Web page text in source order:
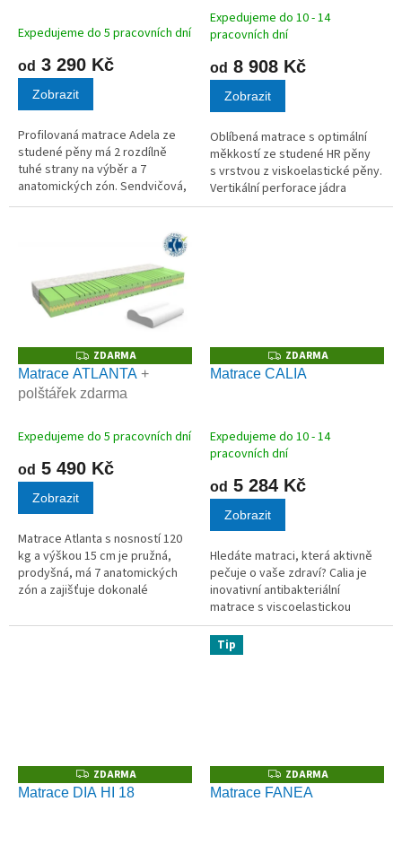
Expedujeme do 5 pracovních dní
od 3 290 Kč
Zobrazit
Profilovaná matrace Adela ze
studené pěny má 2 rozdílně
tuhé strany na výběr a 7
anatomických zón. Sendvičová,
pružná, pohodlná matrace s
A
Průměrné
hodnocení
produktu
je
5,0
z
5
hvězdiček.
Expedujeme do 10 - 14
pracovních dní
od 8 908 Kč
Zobrazit
Oblíbená matrace s optimální
měkkostí ze studené HR pěny
s vrstvou z viskoelastické pěny.
Vertikální perforace jádra
zlepšuje prodyšnost matrace.
Z
D
A
R
ZDARMA
Matrace ATLANTA +
polštářek zdarma
Expedujeme do 5 pracovních dní
od 5 490 Kč
Zobrazit
Matrace Atlanta s nosností 120
kg a výškou 15 cm je pružná,
prodyšná, má 7 anatomických
zón a zajišťuje dokonalé
Z
D
A
ZDARMA
Matrace CALIA
Expedujeme do 10 - 14
pracovních dní
od 5 284 Kč
Zobrazit
Hledáte matraci, která aktivně
pečuje o vaše zdraví? Calia je
inovativní antibakteriální
matrace s viscoelastickou
pěnou se skutečnou mědí. Tato
unikátní technologie ničí až 99,9
% bakterií, podporuje krevní...
Z
D
A
ZDARMA
Matrace DIA HI 18
Tip
Z
D
A
ZDARMA
Matrace FANEA